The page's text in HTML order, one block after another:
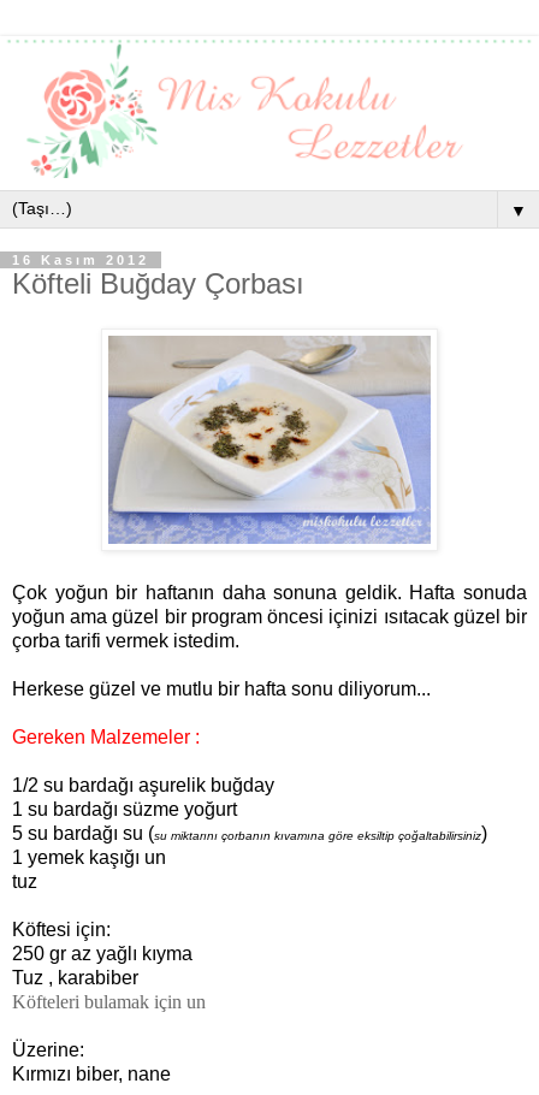
▼
16 Kasım 2012
Köfteli Buğday Çorbası
Çok yoğun bir haftanın daha sonuna geldik. Hafta sonuda
yoğun ama güzel bir program öncesi içinizi ısıtacak güzel bir
çorba tarifi vermek istedim.
Herkese güzel ve mutlu bir hafta sonu diliyorum...
Gereken Malzemeler :
1/2 su bardağı aşurelik buğday
1 su bardağı süzme yoğurt
5 su bardağı su (su miktarını çorbanın kıvamına göre eksiltip çoğaltabilirsiniz)
1 yemek kaşığı un
tuz
Köftesi için:
250 gr az yağlı kıyma
Tuz , karabiber
Köfteleri bulamak için un
Üzerine:
Kırmızı biber, nane